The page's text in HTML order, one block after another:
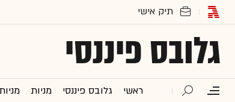
גלובס פיננסי
ראשי גלובס פיננסי מניות